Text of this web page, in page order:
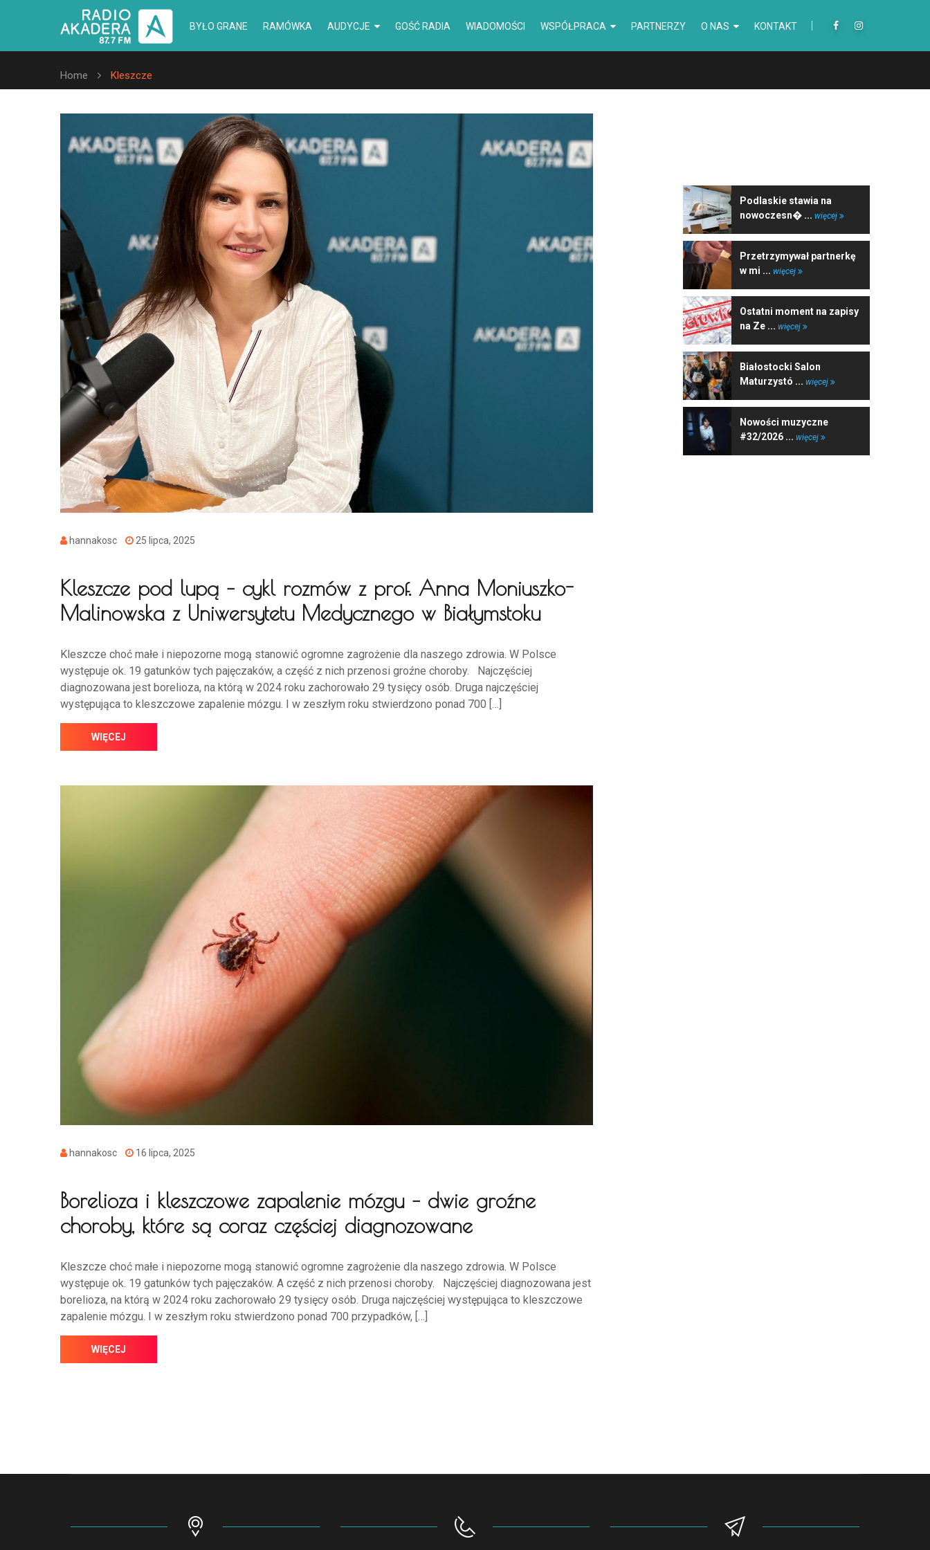
BYŁO GRANE RAMÓWKA AUDYCJE GOŚĆ RADIA WIADOMOŚCI WSPÓŁPRACA PARTNERZY O NAS KONTAKT
Home Kleszcze
hannakosc 25 lipca, 2025
Kleszcze pod lupą – cykl rozmów z prof. Anna Moniuszko-
Malinowska z Uniwersytetu Medycznego w Białymstoku
Kleszcze choć małe i niepozorne mogą stanowić ogromne zagrożenie dla naszego zdrowia. W Polsce
występuje ok. 19 gatunków tych pajęczaków, a część z nich przenosi groźne choroby. Najczęściej
diagnozowana jest borelioza, na którą w 2024 roku zachorowało 29 tysięcy osób. Druga najczęściej
występująca to kleszczowe zapalenie mózgu. I w zeszłym roku stwierdzono ponad 700 […]
WIĘCEJ
hannakosc 16 lipca, 2025
Borelioza i kleszczowe zapalenie mózgu – dwie groźne
choroby, które są coraz częściej diagnozowane
Kleszcze choć małe i niepozorne mogą stanowić ogromne zagrożenie dla naszego zdrowia. W Polsce
występuje ok. 19 gatunków tych pajęczaków. A część z nich przenosi choroby. Najczęściej diagnozowana jest
borelioza, na którą w 2024 roku zachorowało 29 tysięcy osób. Druga najczęściej występująca to kleszczowe
zapalenie mózgu. I w zeszłym roku stwierdzono ponad 700 przypadków, […]
WIĘCEJ
Podlaskie stawia na
nowoczesn� ... więcej
Przetrzymywał partnerkę
w mi ... więcej
Ostatni moment na zapisy
na Ze ... więcej
Białostocki Salon
Maturzystó ... więcej
Nowości muzyczne
#32/2026 ... więcej